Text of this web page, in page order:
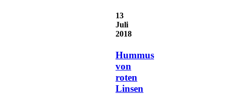
13
Juli
2018
Hummus
von
roten
Linsen